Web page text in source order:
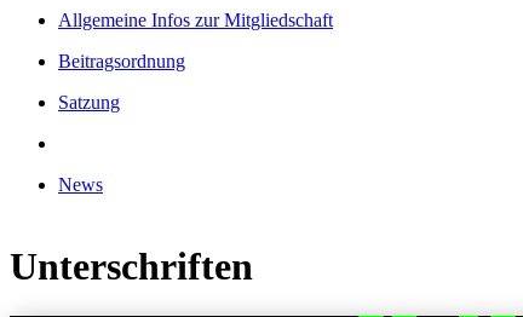
Allgemeine Infos zur Mitgliedschaft
Beitragsordnung
Satzung
News
Unterschriften